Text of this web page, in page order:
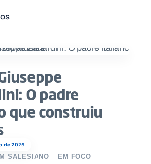
de 2025
O padre
que construiu
SALESIANO EM FOCO
no site